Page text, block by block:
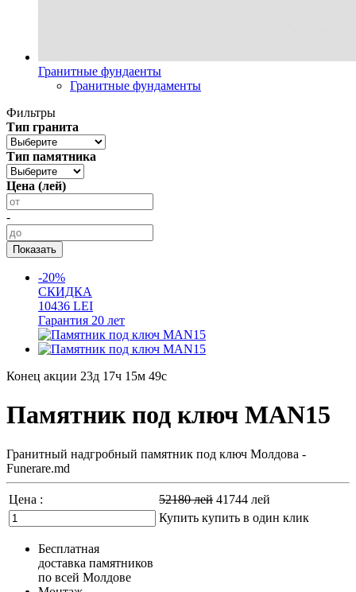
Гранитные фундаенты
Гранитные фундаменты
Фильтры
Тип гранита
Тип памятника
Цена (лей)
-
-20%
СКИДКА
10436 LEI
Гарантия 20 лет
Конец акции 23д 17ч 15м 48с
Памятник под ключ MAN15
Гранитный надгробный памятник под ключ Молдова -
Funerare.md
Цена : 52180лей 41744 лей
Купить купить в один клик
Бесплатная
доставка памятников
по всей Молдове